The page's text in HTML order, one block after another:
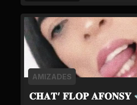
𝐂𝐇𝐀𝐓’ 𝐅𝐋𝐎𝐏 𝐀𝐅𝐎𝐍𝐒𝐘
AMIZADES